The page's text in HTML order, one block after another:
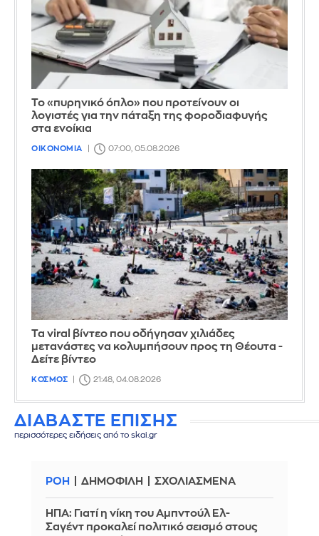
Το «πυρηνικό όπλο» που προτείνουν οι
λογιστές για την πάταξη της φοροδιαφυγής
στα ενοίκια
ΟΙΚΟΝΟΜΙΑ 07:00, 05.08.2026
Τα viral βίντεο που οδήγησαν χιλιάδες
μετανάστες να κολυμπήσουν προς τη Θέουτα -
Δείτε βίντεο
ΚΟΣΜΟΣ 21:48, 04.08.2026
ΔΙΑΒΑΣΤΕ ΕΠΙΣΗΣ
περισσότερες ειδήσεις από το skai.gr
ΡΟΗ ΔΗΜΟΦΙΛΗ ΣΧΟΛΙΑΣΜΕΝΑ
ΗΠΑ: Γιατί η νίκη του Αμπντούλ Ελ-
Σαγέντ προκαλεί πολιτικό σεισμό στους